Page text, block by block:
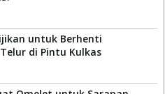
untuk Berhenti
di Pintu Kulkas